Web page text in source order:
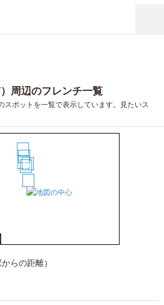
周辺のフレンチ一覧
スポットを一覧で表示しています。見たいス
23
4
5
6
らの距離）